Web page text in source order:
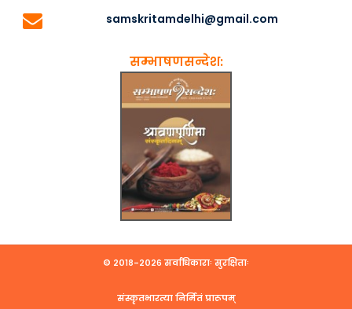
samskritamdelhi@gmail.com
सम्भाषणसन्देश:
© २०१८-२०२६ सर्वाधिकाराः सुरक्षिताः
संस्कृतभारत्या निर्मितं प्रारूपम्